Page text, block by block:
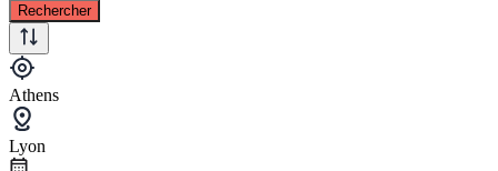
Rechercher
Athens
Lyon